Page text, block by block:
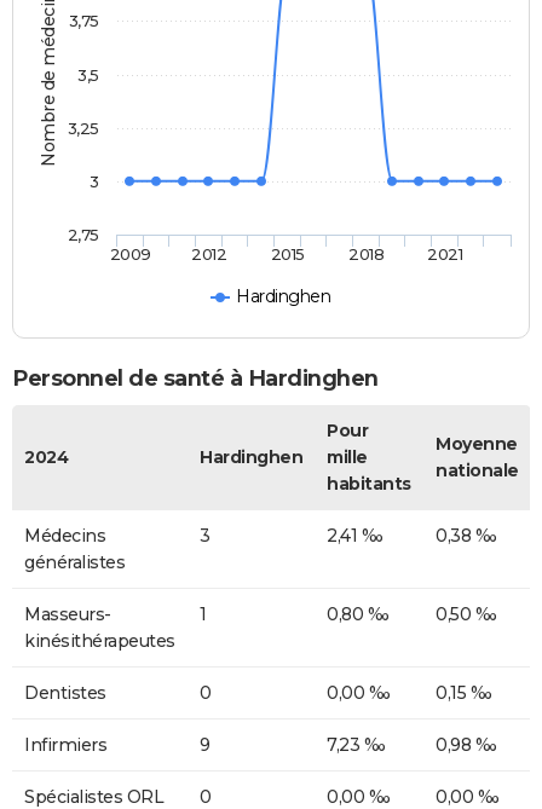
Nombre de médecins
Hardinghen
2009 2012 2015 2018 2021
2,75
3
3,25
3,5
3,75
Personnel de santé à Hardinghen
2024 Hardinghen
Pour
mille
habitants
Moyenne
nationale
Médecins
généralistes
3 2,41 ‰ 0,38 ‰
Masseurs-
kinésithérapeutes
1 0,80 ‰ 0,50 ‰
Dentistes 0 0,00 ‰ 0,15 ‰
Infirmiers 9 7,23 ‰ 0,98 ‰
Spécialistes ORL 0 0,00 ‰ 0,00 ‰